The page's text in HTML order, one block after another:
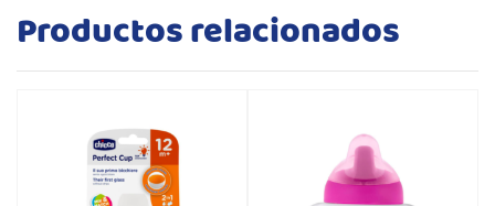
Productos relacionados